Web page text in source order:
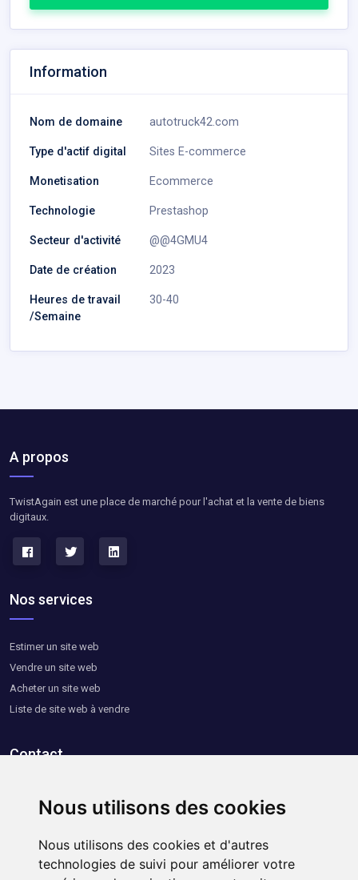
Nous utilisons des cookies
Nous utilisons des cookies et d'autres
technologies de suivi pour améliorer votre
Information
Nom de domaine autotruck42.com
Type d'actif digital Sites E-commerce
Monetisation Ecommerce
Technologie Prestashop
Secteur d'activité @@4GMU4
Date de création 2023
Heures de travail
/Semaine
30-40
A propos
TwistAgain est une place de marché pour l'achat et la vente de biens
digitaux.
Nos services
Estimer un site web
Vendre un site web
Acheter un site web
Liste de site web à vendre
Contact
Contactez-nous
Informations utiles